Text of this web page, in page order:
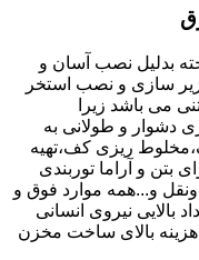
بدلیل نصب آسان و
سازی و نصب استخر
می باشد زیرا
دشوار و طولانی به
ریزی کف،تهیه
بتن و آراما توربندی
و...همه موارد فوق و
بالایی نیروی انسانی
هزینه بالای ساخت مخزن